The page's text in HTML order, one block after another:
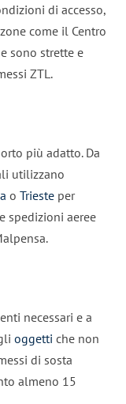
di accesso,
come il Centro
sono strette e
ZTL.
più adatto. Da
utilizzano
o Trieste per
spedizioni aeree
necessari e a
oggetti che non
di sosta
almeno 15